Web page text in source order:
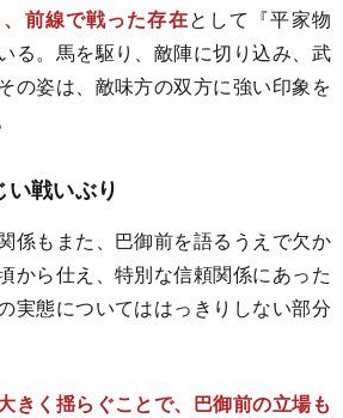
前線で戦った存在として『平家物
る。馬を駆り、敵陣に切り込み、武
の姿は、敵味方の双方に強い印象を
戦いぶり
係もまた、巴御前を語るうえで欠か
から仕え、特別な信頼関係にあった
実態についてははっきりしない部分
きく揺らぐことで、巴御前の立場も